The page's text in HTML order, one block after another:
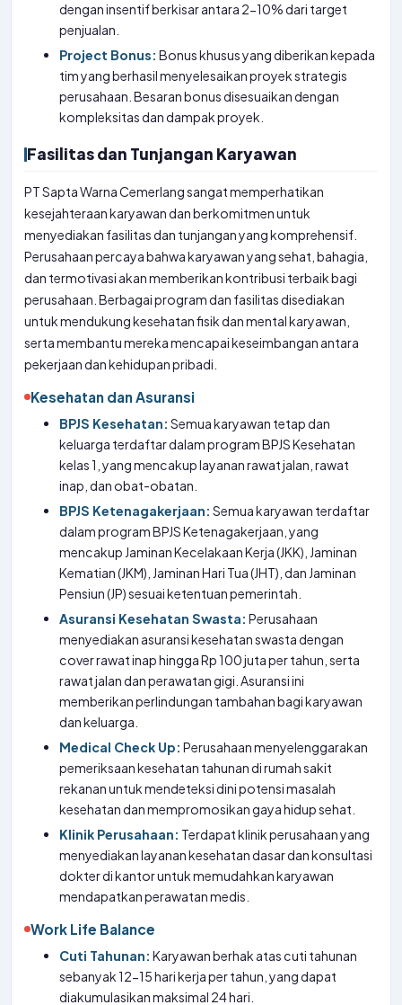
dengan insentif berkisar antara 2-10% dari target
penjualan.
Project Bonus: Bonus khusus yang diberikan kepada
tim yang berhasil menyelesaikan proyek strategis
perusahaan. Besaran bonus disesuaikan dengan
kompleksitas dan dampak proyek.
Fasilitas dan Tunjangan Karyawan
PT Sapta Warna Cemerlang sangat memperhatikan
kesejahteraan karyawan dan berkomitmen untuk
menyediakan fasilitas dan tunjangan yang komprehensif.
Perusahaan percaya bahwa karyawan yang sehat, bahagia,
dan termotivasi akan memberikan kontribusi terbaik bagi
perusahaan. Berbagai program dan fasilitas disediakan
untuk mendukung kesehatan fisik dan mental karyawan,
serta membantu mereka mencapai keseimbangan antara
pekerjaan dan kehidupan pribadi.
Kesehatan dan Asuransi
BPJS Kesehatan: Semua karyawan tetap dan
keluarga terdaftar dalam program BPJS Kesehatan
kelas 1, yang mencakup layanan rawat jalan, rawat
inap, dan obat-obatan.
BPJS Ketenagakerjaan: Semua karyawan terdaftar
dalam program BPJS Ketenagakerjaan, yang
mencakup Jaminan Kecelakaan Kerja (JKK), Jaminan
Kematian (JKM), Jaminan Hari Tua (JHT), dan Jaminan
Pensiun (JP) sesuai ketentuan pemerintah.
Asuransi Kesehatan Swasta: Perusahaan
menyediakan asuransi kesehatan swasta dengan
cover rawat inap hingga Rp 100 juta per tahun, serta
rawat jalan dan perawatan gigi. Asuransi ini
memberikan perlindungan tambahan bagi karyawan
dan keluarga.
Medical Check Up: Perusahaan menyelenggarakan
pemeriksaan kesehatan tahunan di rumah sakit
rekanan untuk mendeteksi dini potensi masalah
kesehatan dan mempromosikan gaya hidup sehat.
Klinik Perusahaan: Terdapat klinik perusahaan yang
menyediakan layanan kesehatan dasar dan konsultasi
dokter di kantor untuk memudahkan karyawan
mendapatkan perawatan medis.
Work Life Balance
Cuti Tahunan: Karyawan berhak atas cuti tahunan
sebanyak 12-15 hari kerja per tahun, yang dapat
diakumulasikan maksimal 24 hari.